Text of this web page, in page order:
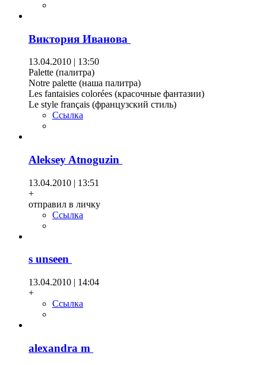
Виктория Иванова
13.04.2010 | 13:50
Palette (палитра)
Notre palette (наша палитра)
Les fantaisies colorées (красочные фантазии)
Le style français (французский стиль)
Ссылка
Aleksey Atnoguzin
13.04.2010 | 13:51
+
отправил в личку
Ссылка
s unseen
13.04.2010 | 14:04
+
Ссылка
alexandra m